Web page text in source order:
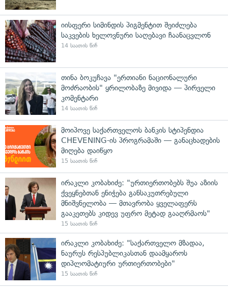
იისფერი სიმინდის პიგმენტით შეიძლება
საკვების ხელოვნური საღებავი ჩაანაცვლონ
14 საათის წინ
თინა ბოკუჩავა "ერთიანი ნაციონალური
მოძრაობის" ყრილობაზე მივიდა — პირველი
კომენტარი
14 საათის წინ
მოიპოვე საქართველოს ბანკის სტიპენდია
CHEVENING-ის პროგრამაში — განაცხადების
მიღება დაიწყო
15 საათის წინ
ირაკლი კობახიძე: "ურთიერთობებს შუა აზიის
ქვეყნებთან ენიჭება განსაკუთრებული
მნიშვნელობა — მთავრობა ყველაფერს
გააკეთებს კიდევ უფრო მეტად გააღრმაოს"
15 საათის წინ
ირაკლი კობახიძე: "საქართველო მზადაა,
ნაურუს რესპუბლიკასთან დაამყაროს
დიპლომატიური ურთიერთობები"
15 საათის წინ